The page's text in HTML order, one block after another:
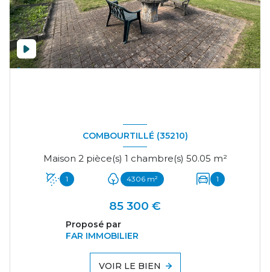
COMBOURTILLÉ (35210)
Maison 2 pièce(s) 1 chambre(s) 50.05 m²
1 4306 m² 1
85 300 €
Proposé par
FAR IMMOBILIER
VOIR LE BIEN